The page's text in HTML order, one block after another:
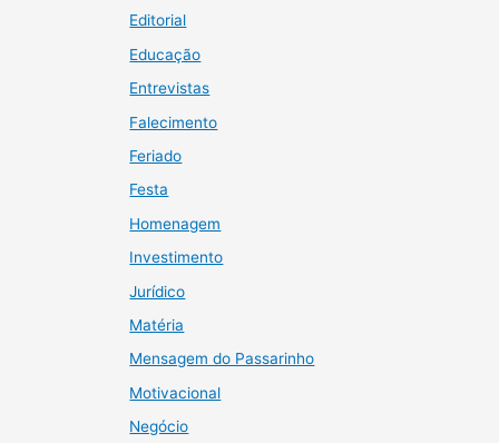
Editorial
Educação
Entrevistas
Falecimento
Feriado
Festa
Homenagem
Investimento
Jurídico
Matéria
Mensagem do Passarinho
Motivacional
Negócio